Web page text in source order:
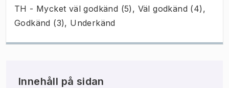
TH - Mycket väl godkänd (5), Väl godkänd (4),
Godkänd (3), Underkänd
Innehåll på sidan